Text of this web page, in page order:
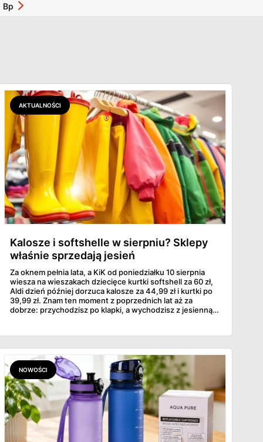
Bp
AKTUALNOŚCI
Kalosze i softshelle w sierpniu? Sklepy
właśnie sprzedają jesień
Za oknem pełnia lata, a KiK od poniedziałku 10 sierpnia
wiesza na wieszakach dziecięce kurtki softshell za 60 zł,
Aldi dzień później dorzuca kalosze za 44,99 zł i kurtki po
39,99 zł. Znam ten moment z poprzednich lat aż za
dobrze: przychodzisz po klapki, a wychodzisz z jesienną
sens kupować jesień, zanim skończą się wakacje.
NOWOŚCI